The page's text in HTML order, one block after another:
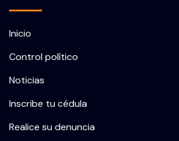
Inicio
Control político
Noticias
Inscribe tu cédula
Realice su denuncia